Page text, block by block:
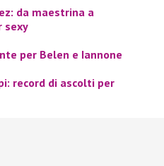
da maestrina a
sexy
per Belen e Iannone
record di ascolti per